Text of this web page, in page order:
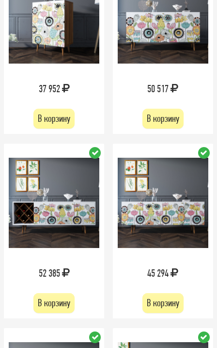
37 952
В корзину
50 517
В корзину
52 385
В корзину
45 294
В корзину